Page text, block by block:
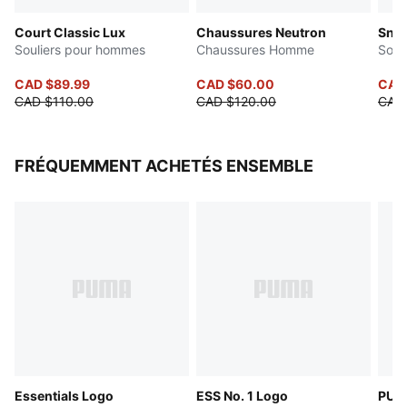
Semelle extérieure en caoutchouc
Court Classic Lux
Souliers pour hommes
CAD $89.99
CAD $110.00
Chaussures Neutron
Chaussures Homme
CAD $60.00
CAD $120.00
FRÉQUEMMENT ACHETÉS ENSEMBLE
Essentials Logo
ESS No. 1 Logo